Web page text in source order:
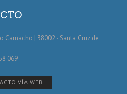
Camacho | 38002 · Santa Cruz de
069
VÍA WEB